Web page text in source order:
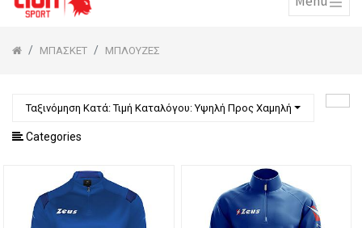
ΜΠΑΣΚΕΤ ΜΠΛΟΥΖΕΣ
Ταξινόμηση Κατά: Τιμή Καταλόγου: Υψηλή Προς Χαμηλή
Categories